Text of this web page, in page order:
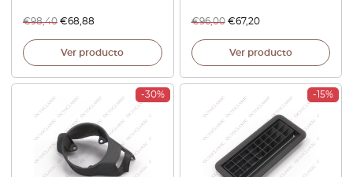
€98,40 €68,88
Ver producto
€96,00 €67,20
Ver producto
-30% -15%